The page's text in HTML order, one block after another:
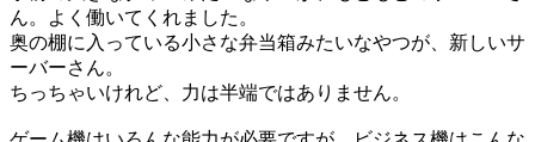
ん。よく働いてくれました。
奥の棚に入っている小さな弁当箱みたいなやつが、新しいサ
ーバーさん。
ちっちゃいけれど、力は半端ではありません。